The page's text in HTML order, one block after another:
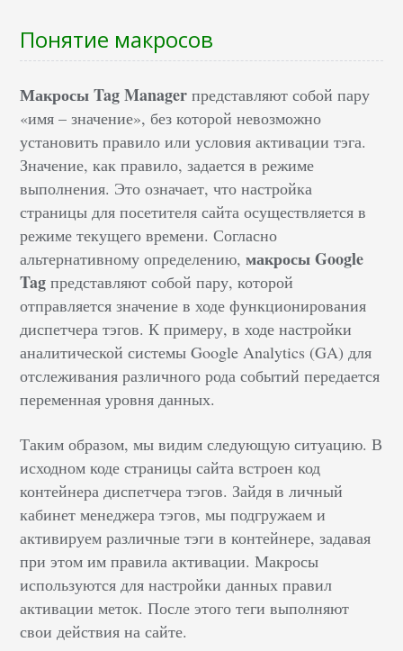
Понятие макросов
Макросы Tag Managerпредставляют собой пару
«имя – значение», без которой невозможно
установить правило или условия активации тэга.
Значение, как правило, задается в режиме
выполнения. Это означает, что настройка
страницы для посетителя сайта осуществляется в
режиме текущего времени. Согласно
альтернативному определению,макросы Google
Tag представляют собой пару, которой
отправляется значение в ходе функционирования
диспетчера тэгов. К примеру, в ходе настройки
аналитической системы Google Analytics (GA) для
отслеживания различного рода событий передается
переменная уровня данных.
Таким образом, мы видим следующую ситуацию. В
исходном коде страницы сайта встроен код
контейнера диспетчера тэгов. Зайдя в личный
кабинет менеджера тэгов, мы подгружаем и
активируем различные тэги в контейнере, задавая
при этом им правила активации. Макросы
используются для настройки данных правил
активации меток. После этого теги выполняют
свои действия на сайте.